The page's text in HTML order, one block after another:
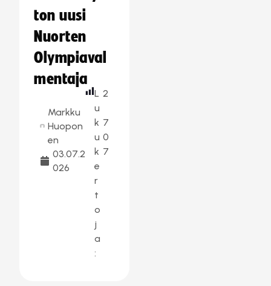
ton uusi
Nuorten
Olympiaval
mentaja
Markku
Huopon
en
03.07.2
026
L
u
k
u
k
e
r
t
o
j
a
:
2
7
0
7